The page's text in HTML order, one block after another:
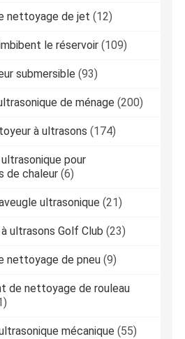
nettoyage de jet (12)
le réservoir (109)
submersible (93)
de ménage (200)
à ultrasons (174)
pour
de chaleur (6)
ultrasonique (21)
ultrasons Golf Club (23)
nettoyage de pneu (9)
de nettoyage de rouleau
mécanique (55)